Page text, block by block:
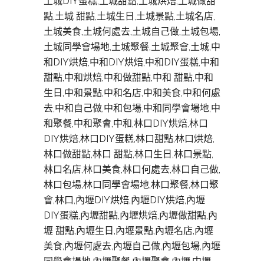
點,土城 甜點,土城生日,土城景點,土城名店,
土城美食,土城何處去,土城自己做,土城包場,
土城同學會場地,土城聚餐,土城聚會,土城,中
和DIY烘焙,中和DIY烘焙,中和DIY蛋糕,中和
甜點,中和烘焙,中和做甜點,中和 甜點,中和
生日,中和景點,中和名店,中和美食,中和何處
去,中和自己做,中和包場,中和同學會場地,中
和聚餐,中和聚會,中和,林口DIY烘焙,林口
DIY烘焙,林口DIY蛋糕,林口甜點,林口烘焙,
林口做甜點,林口 甜點,林口生日,林口景點,
林口名店,林口美食,林口何處去,林口自己做,
林口包場,林口同學會場地,林口聚餐,林口聚
會,林口,內壢DIY烘焙,內壢DIY烘焙,內壢
DIY蛋糕,內壢甜點,內壢烘焙,內壢做甜點,內
壢 甜點,內壢生日,內壢景點,內壢名店,內壢
美食,內壢何處去,內壢自己做,內壢包場,內壢